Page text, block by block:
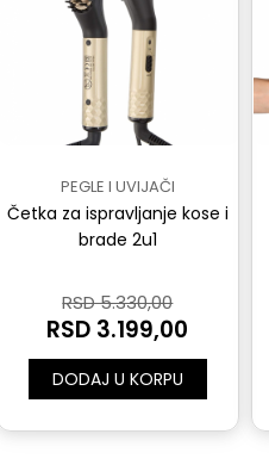
PEGLE I UVIJAČI
Četka za ispravljanje kose i
brade 2u1
RSD 5.330,00
RSD 3.199,00
DODAJ U KORPU